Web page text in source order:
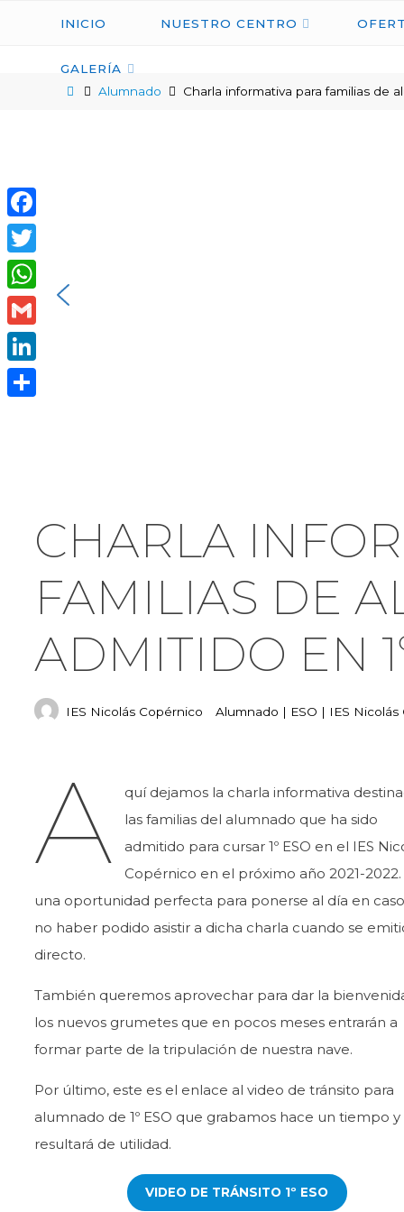
INICIO NUESTRO CENTRO
GALERÍA
Alumnado
Charla informativa para familias de
CHARLA
FAMILIAS DE
ADMITIDO EN
IES Nicolás Copérnico Alumnado | ESO | IES Nicolás
A
quí dejamos la charla informativa
las familias del alumnado que ha sido
admitido para cursar 1º ESO en el IES
Copérnico en el próximo año 2021-2022.
una oportunidad perfecta para ponerse al día en
no haber podido asistir a dicha charla cuando se
directo.
También queremos aprovechar para dar la
los nuevos grumetes que en pocos meses entrarán a
formar parte de la tripulación de nuestra nave.
Por último, este es el enlace al video de tránsito para
alumnado de 1º ESO que grabamos hace un tiempo y
resultará de utilidad.
VIDEO DE TRÁNSITO 1º ESO
Facebook
Twitter
WhatsApp
Gmail
LinkedIn